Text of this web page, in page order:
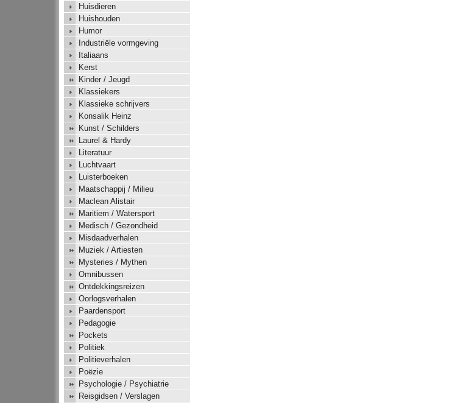
Huisdieren
Huishouden
Humor
Industriële vormgeving
Italiaans
Kerst
Kinder / Jeugd
Klassiekers
Klassieke schrijvers
Konsalik Heinz
Kunst / Schilders
Laurel & Hardy
Literatuur
Luchtvaart
Luisterboeken
Maatschappij / Milieu
Maclean Alistair
Maritiem / Watersport
Medisch / Gezondheid
Misdaadverhalen
Muziek / Artiesten
Mysteries / Mythen
Omnibussen
Ontdekkingsreizen
Oorlogsverhalen
Paardensport
Pedagogie
Pockets
Politiek
Politieverhalen
Poëzie
Psychologie / Psychiatrie
Reisgidsen / Verslagen